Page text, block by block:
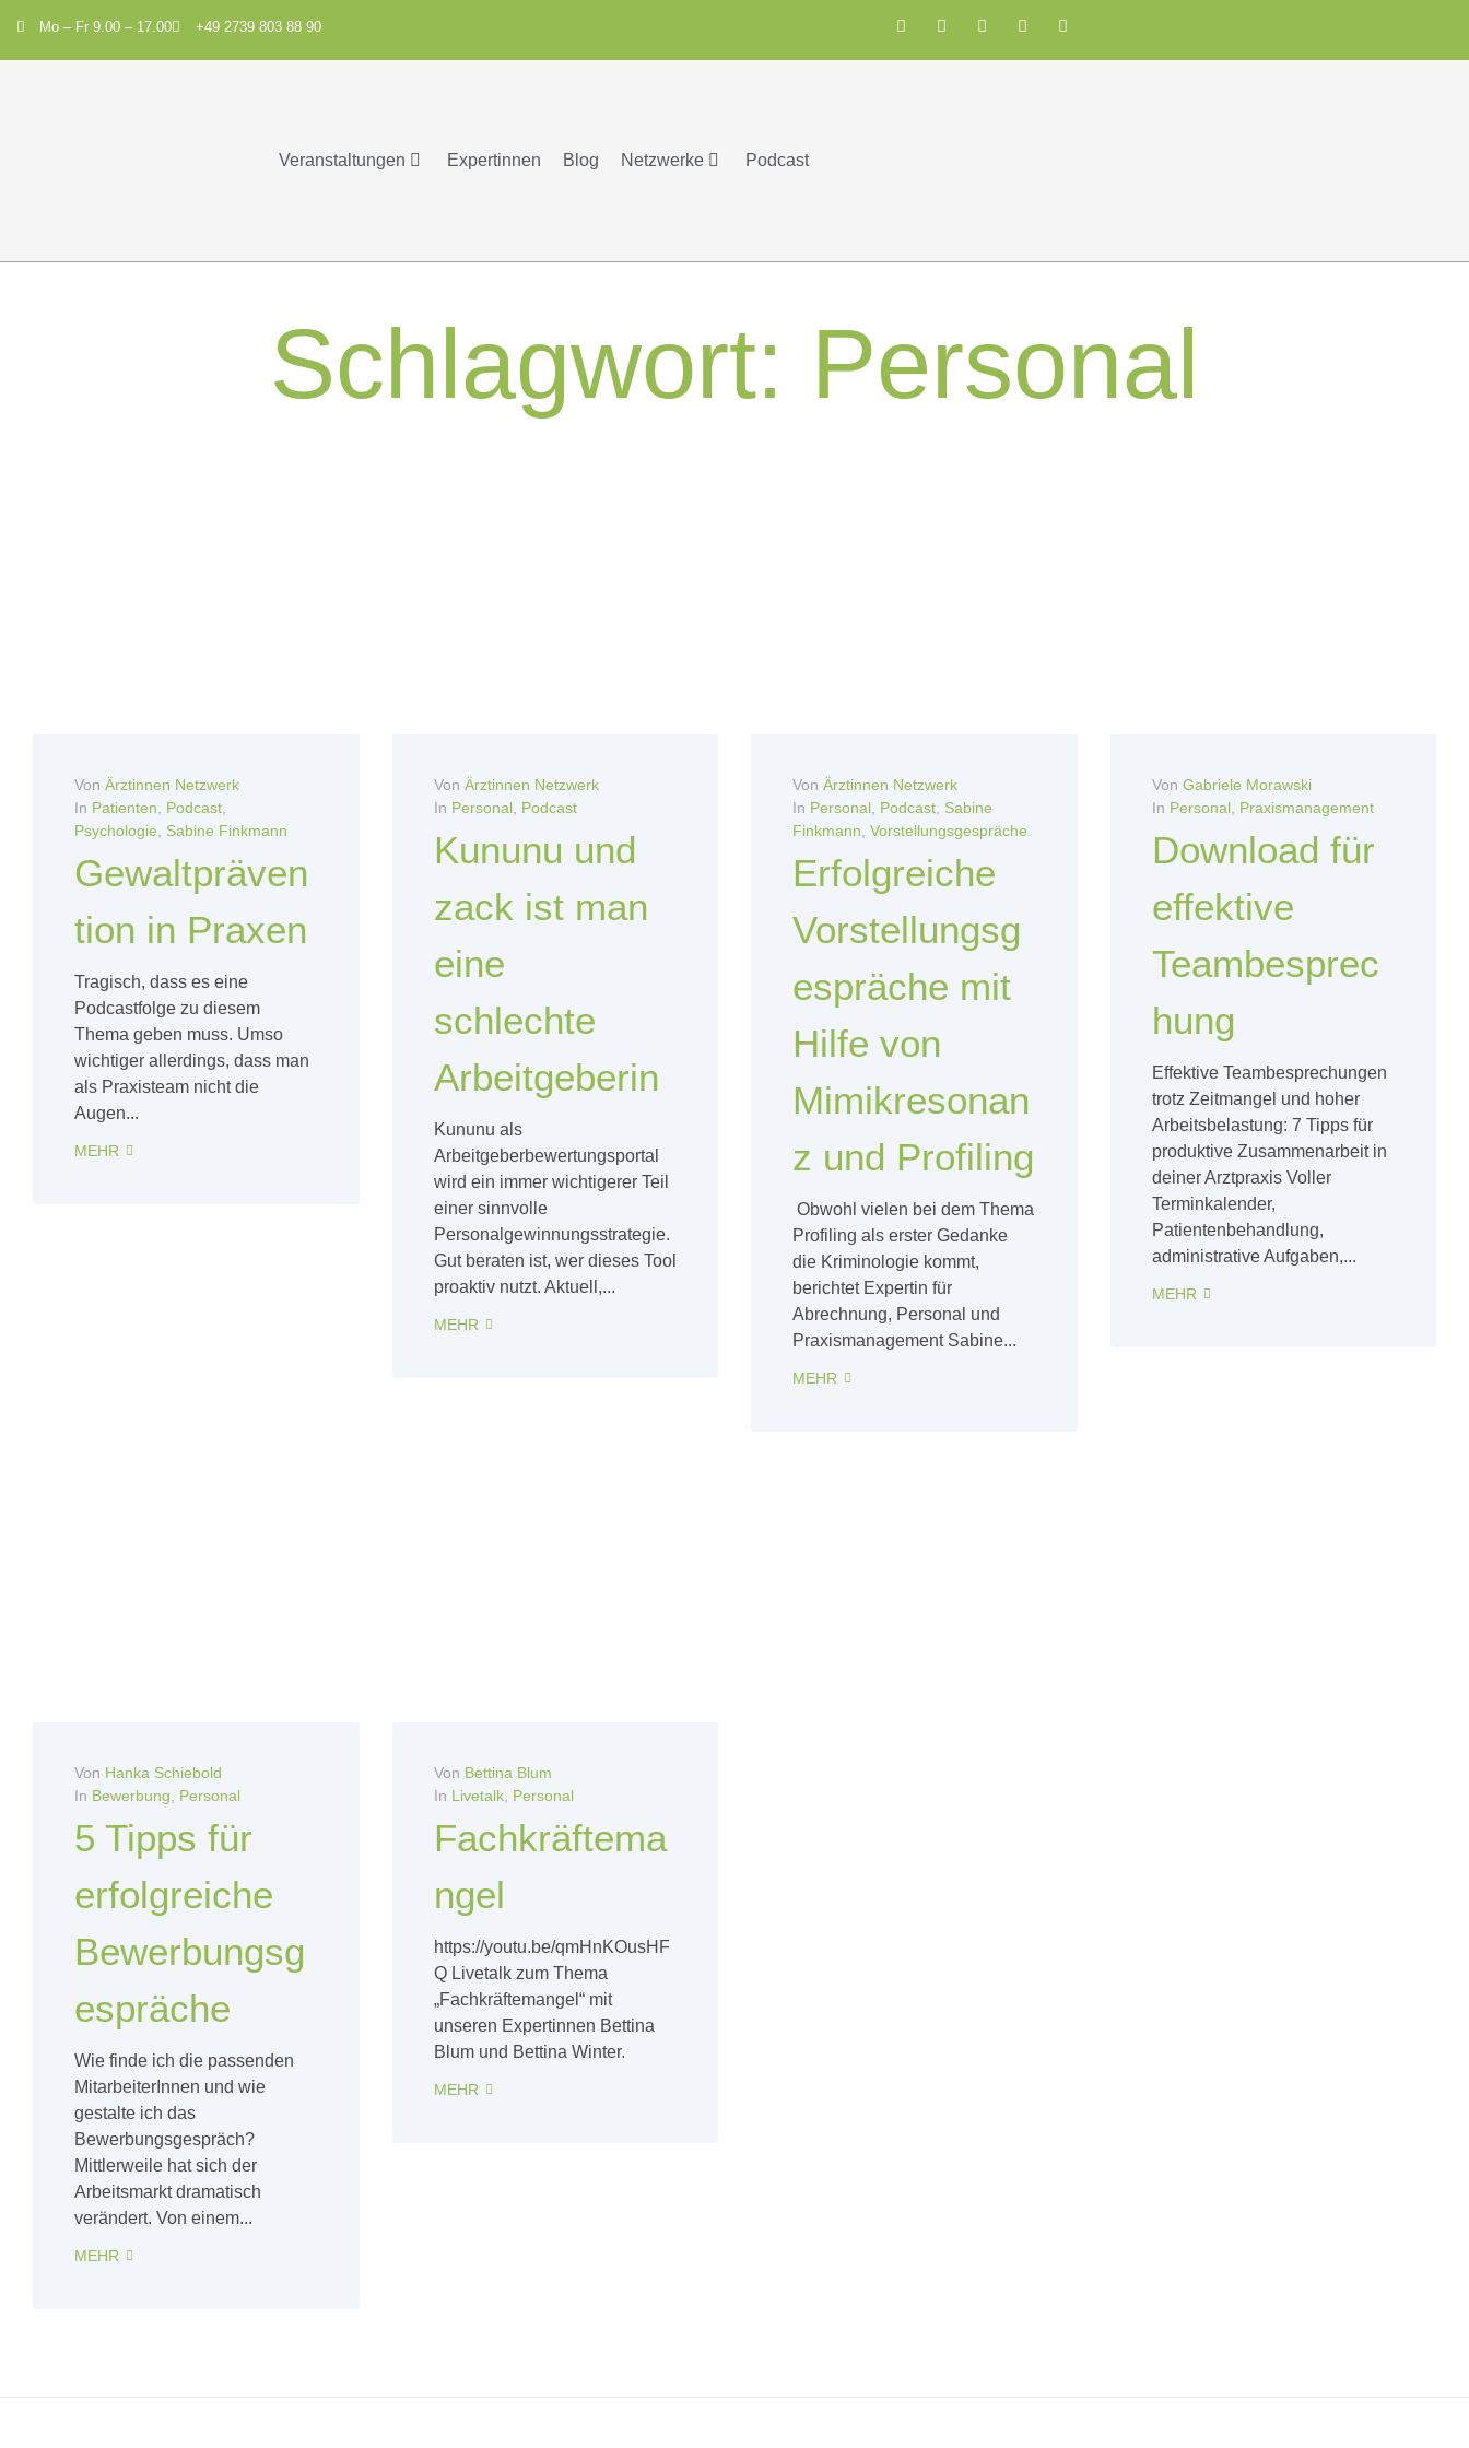
Mo – Fr 9.00 – 17.00 +49 2739 803 88 90
Veranstaltungen Expertinnen Blog Netzwerke Podcast
Schlagwort: Personal
Von Ärztinnen Netzwerk
In Patienten Podcast
Psychologie
Sabine Finkmann
Gewaltpräven
tion in Praxen
Tragisch, dass es eine
Podcastfolge zu diesem
Thema geben muss. Umso
wichtiger allerdings, dass man
als Praxisteam nicht die
Augen...
MEHR
Von Ärztinnen Netzwerk
In Personal, Podcast
Kununu und
zack ist man
eine
schlechte
Arbeitgeberin
Kununu als
Arbeitgeberbewertungsportal
wird ein immer wichtigerer Teil
einer sinnvolle
Personalgewinnungsstrategie.
Gut beraten ist, wer dieses Tool
proaktiv nutzt. Aktuell,...
MEHR
Von Ärztinnen Netzwerk
In Personal Podcast Sabine
Finkmann Vorstellungsgespräche
Erfolgreiche
Vorstellungsg
espräche mit
Hilfe von
Mimikresonan
z und Profiling
Obwohl vielen bei dem Thema
Profiling als erster Gedanke
die Kriminologie kommt,
berichtet Expertin für
Abrechnung, Personal und
Praxismanagement Sabine...
MEHR
Von Gabriele Morawski
In Personal, Praxismanagement
Download für
effektive
Teambesprec
hung
Effektive Teambesprechungen
trotz Zeitmangel und hoher
Arbeitsbelastung: 7 Tipps für
produktive Zusammenarbeit in
deiner Arztpraxis Voller
Terminkalender,
Patientenbehandlung,
administrative Aufgaben,...
MEHR
Von Hanka Schiebold
In Bewerbung Personal
5 Tipps für
erfolgreiche
Bewerbungsg
espräche
Wie finde ich die passenden
MitarbeiterInnen und wie
gestalte ich das
Bewerbungsgespräch?
Mittlerweile hat sich der
Arbeitsmarkt dramatisch
verändert. Von einem...
MEHR
Von Bettina Blum
In Livetalk, Personal
Fachkräftema
ngel
https://youtu.be/qmHnKOusHF
Q Livetalk zum Thema
„Fachkräftemangel“ mit
unseren Expertinnen Bettina
Blum und Bettina Winter.
MEHR